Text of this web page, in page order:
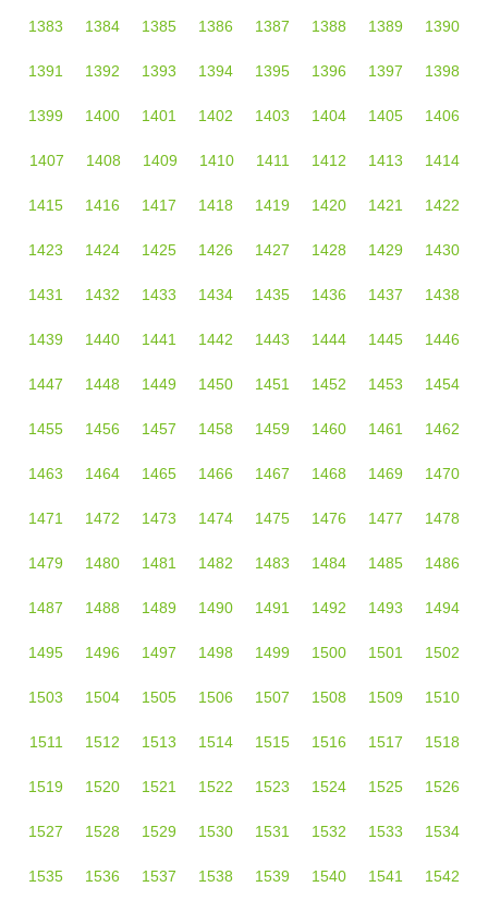
1383 1384 1385 1386 1387 1388 1389 1390
1391 1392 1393 1394 1395 1396 1397 1398
1399 1400 1401 1402 1403 1404 1405 1406
1407 1408 1409 1410 1411 1412 1413 1414
1415 1416 1417 1418 1419 1420 1421 1422
1423 1424 1425 1426 1427 1428 1429 1430
1431 1432 1433 1434 1435 1436 1437 1438
1439 1440 1441 1442 1443 1444 1445 1446
1447 1448 1449 1450 1451 1452 1453 1454
1455 1456 1457 1458 1459 1460 1461 1462
1463 1464 1465 1466 1467 1468 1469 1470
1471 1472 1473 1474 1475 1476 1477 1478
1479 1480 1481 1482 1483 1484 1485 1486
1487 1488 1489 1490 1491 1492 1493 1494
1495 1496 1497 1498 1499 1500 1501 1502
1503 1504 1505 1506 1507 1508 1509 1510
1511 1512 1513 1514 1515 1516 1517 1518
1519 1520 1521 1522 1523 1524 1525 1526
1527 1528 1529 1530 1531 1532 1533 1534
1535 1536 1537 1538 1539 1540 1541 1542